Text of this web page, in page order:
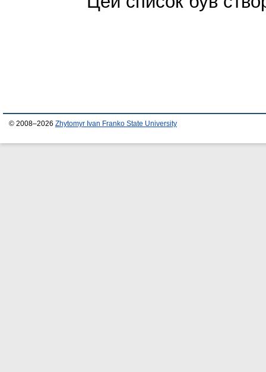
© 2008–2026 Zhytomyr Ivan Franko State University